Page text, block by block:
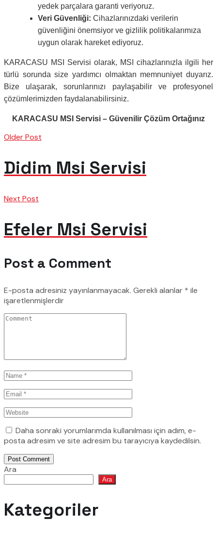
yedek parçalara garanti veriyoruz.
Veri Güvenliği: Cihazlarınızdaki verilerin
güvenliğini önemsiyor ve gizlilik politikalarımıza
uygun olarak hareket ediyoruz.
KARACASU MSI Servisi olarak, MSI cihazlarınızla ilgili her
türlü sorunda size yardımcı olmaktan memnuniyet duyarız.
Bize ulaşarak, sorunlarınızı paylaşabilir ve profesyonel
çözümlerimizden faydalanabilirsiniz.
KARACASU MSI Servisi – Güvenilir Çözüm Ortağınız
Older Post
Didim Msi Servisi
Next Post
Efeler Msi Servisi
Post a Comment
E-posta adresiniz yayınlanmayacak. Gerekli alanlar * ile
işaretlenmişlerdir
Daha sonraki yorumlarımda kullanılması için adım, e-
posta adresim ve site adresim bu tarayıcıya kaydedilsin.
Post Comment
Ara
Ara
Kategoriler